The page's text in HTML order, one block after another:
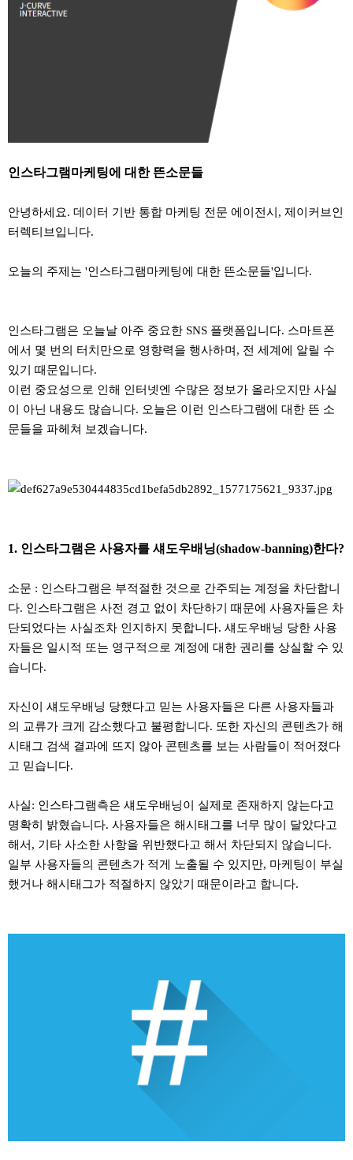
인스타그램마케팅에 대한 뜬소문들
안녕하세요. 데이터 기반 통합 마케팅 전문 에이전시, 제이커브인
터렉티브입니다.
오늘의 주제는 '인스타그램마케팅에 대한 뜬소문들'입니다.
인스타그램은 오늘날 아주 중요한 SNS 플랫폼입니다. 스마트폰
에서 몇 번의 터치만으로 영향력을 행사하며, 전 세계에 알릴 수
있기 때문입니다.
이런 중요성으로 인해 인터넷엔 수많은 정보가 올라오지만 사실
이 아닌 내용도 많습니다. 오늘은 이런 인스타그램에 대한 뜬 소
문들을 파헤쳐 보겠습니다.
1. 인스타그램은 사용자를 섀도우배닝(shadow-banning)한다?
소문 : 인스타그램은 부적절한 것으로 간주되는 계정을 차단합니
다. 인스타그램은 사전 경고 없이 차단하기 때문에 사용자들은 차
단되었다는 사실조차 인지하지 못합니다. 섀도우배닝 당한 사용
자들은 일시적 또는 영구적으로 계정에 대한 권리를 상실할 수 있
습니다.
자신이 섀도우배닝 당했다고 믿는 사용자들은 다른 사용자들과
의 교류가 크게 감소했다고 불평합니다. 또한 자신의 콘텐츠가 해
시태그 검색 결과에 뜨지 않아 콘텐츠를 보는 사람들이 적어졌다
고 믿습니다.
사실: 인스타그램측은 섀도우배닝이 실제로 존재하지 않는다고
명확히 밝혔습니다. 사용자들은 해시태그를 너무 많이 달았다고
해서, 기타 사소한 사항을 위반했다고 해서 차단되지 않습니다.
일부 사용자들의 콘텐츠가 적게 노출될 수 있지만, 마케팅이 부실
했거나 해시태그가 적절하지 않았기 때문이라고 합니다.